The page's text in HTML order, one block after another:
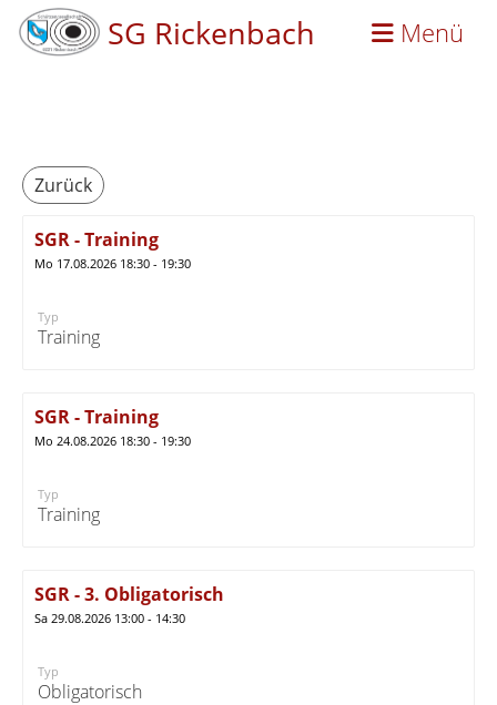
SG Rickenbach Menü
Zurück
SGR - Training
Mo 17.08.2026 18:30 - 19:30
Typ
Training
SGR - Training
Mo 24.08.2026 18:30 - 19:30
Typ
Training
SGR - 3. Obligatorisch
Sa 29.08.2026 13:00 - 14:30
Typ
Obligatorisch